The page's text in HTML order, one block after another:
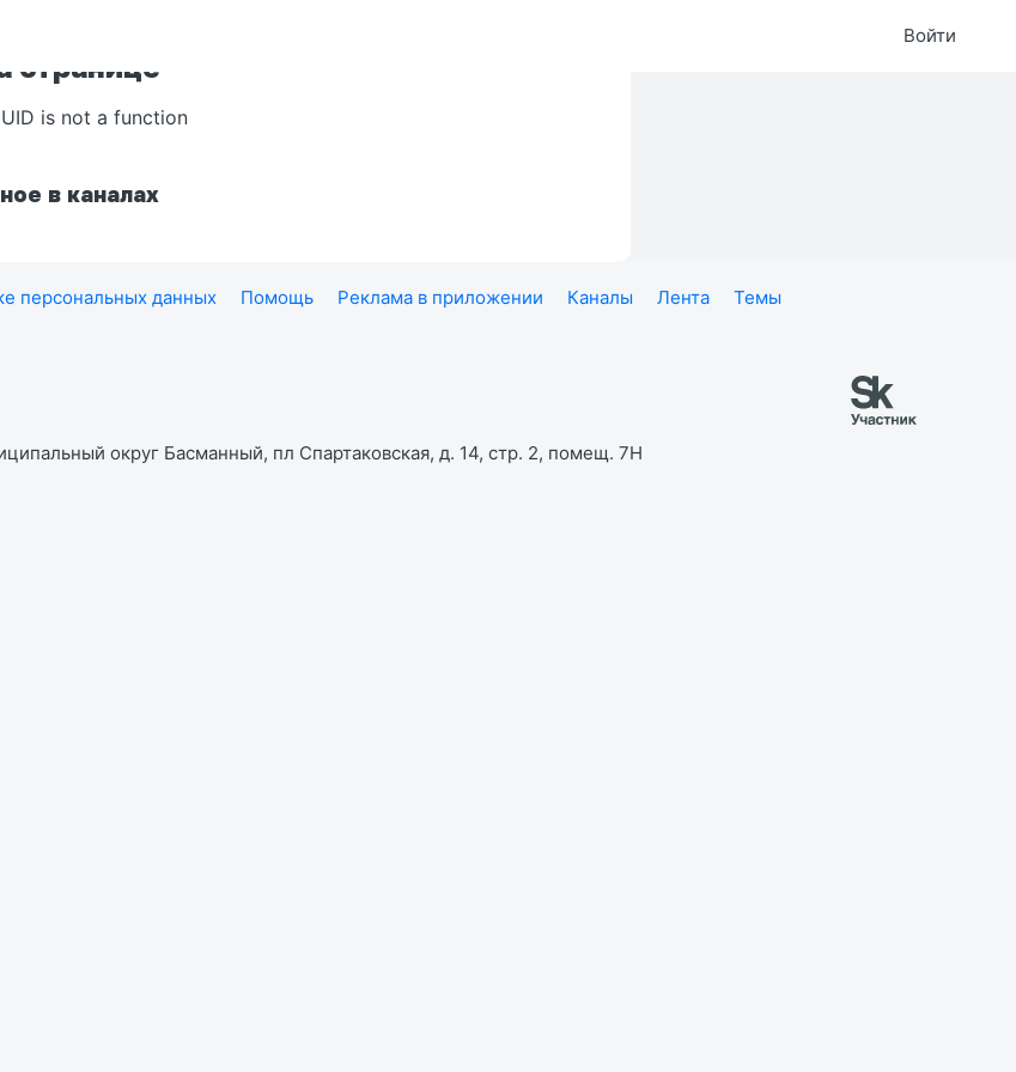
Войти
странице
is not a function
в каналах
персональных данных Помощь Реклама в приложении Каналы Лента
Темы
округ Басманный, пл Спартаковская, д. 14, стр. 2, помещ. 7Н